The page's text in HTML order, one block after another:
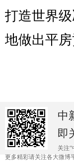
打造世界
地做出平
中
即
关注“
更多精彩请关注各大微博